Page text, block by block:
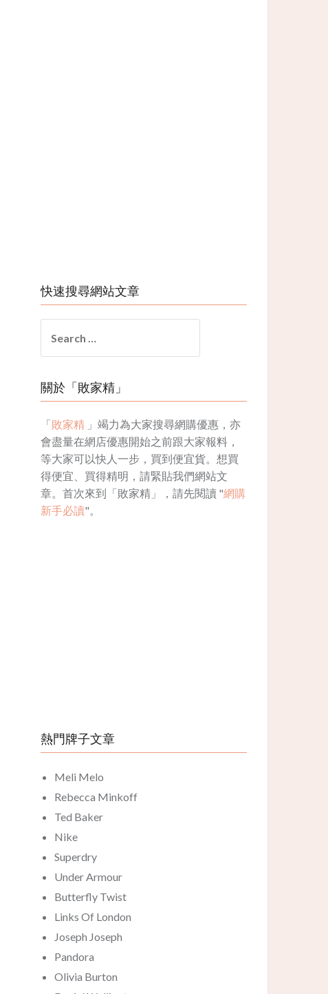
快速搜尋網站文章
for:
關於「敗家精」
「敗家精 」竭力為大家搜尋網購優惠，亦
會盡量在網店優惠開始之前跟大家報料，
等大家可以快人一步，買到便宜貨。想買
得便宜、買得精明，請緊貼我們網站文
章。首次來到「敗家精」，請先閱讀 "網購
新手必讀"。
熱門牌子文章
Meli Melo
Rebecca Minkoff
Ted Baker
Nike
Superdry
Under Armour
Butterfly Twist
Links Of London
Joseph Joseph
Pandora
Olivia Burton